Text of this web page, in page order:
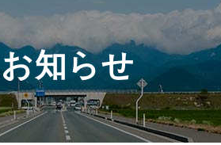
お知らせ